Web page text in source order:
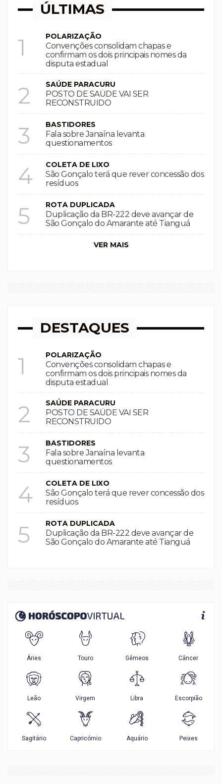
ÚLTIMAS
1 POLARIZAÇÃO
Convenções consolidam chapas e
confirmam os dois principais nomes da
disputa estadual
2 SAÚDE PARACURU
POSTO DE SAÚDE VAI SER
RECONSTRUIDO
3 BASTIDORES
Fala sobre Janaína levanta
questionamentos
4 COLETA DE LIXO
São Gonçalo terá que rever concessão dos
resíduos
5 ROTA DUPLICADA
Duplicação da BR-222 deve avançar de
São Gonçalo do Amarante até Tianguá
VER MAIS
DESTAQUES
1 POLARIZAÇÃO
Convenções consolidam chapas e
confirmam os dois principais nomes da
disputa estadual
2 SAÚDE PARACURU
POSTO DE SAÚDE VAI SER
RECONSTRUIDO
3 BASTIDORES
Fala sobre Janaína levanta
questionamentos
4 COLETA DE LIXO
São Gonçalo terá que rever concessão dos
resíduos
5 ROTA DUPLICADA
Duplicação da BR-222 deve avançar de
São Gonçalo do Amarante até Tianguá